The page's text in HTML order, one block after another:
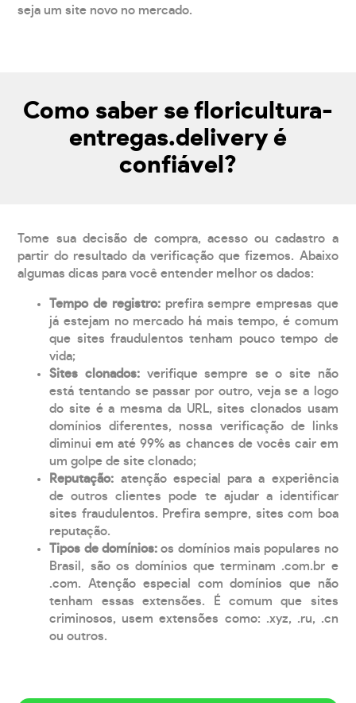
seja um site novo no mercado.
Como saber se floricultura-
entregas.delivery é
confiável?
Tome sua decisão de compra, acesso ou cadastro a
partir do resultado da verificação que fizemos. Abaixo
algumas dicas para você entender melhor os dados:
Tempo de registro: prefira sempre empresas que
já estejam no mercado há mais tempo, é comum
que sites fraudulentos tenham pouco tempo de
vida;
Sites clonados: verifique sempre se o site não
está tentando se passar por outro, veja se a logo
do site é a mesma da URL, sites clonados usam
domínios diferentes, nossa verificação de links
diminui em até 99% as chances de vocês cair em
um golpe de site clonado;
Reputação: atenção especial para a experiência
de outros clientes pode te ajudar a identificar
sites fraudulentos. Prefira sempre, sites com boa
reputação.
Tipos de domínios:os domínios mais populares no
Brasil, são os domínios que terminam .com.br e
.com. Atenção especial com domínios que não
tenham essas extensões. É comum que sites
criminosos, usem extensões como: .xyz, .ru, .cn
ou outros.